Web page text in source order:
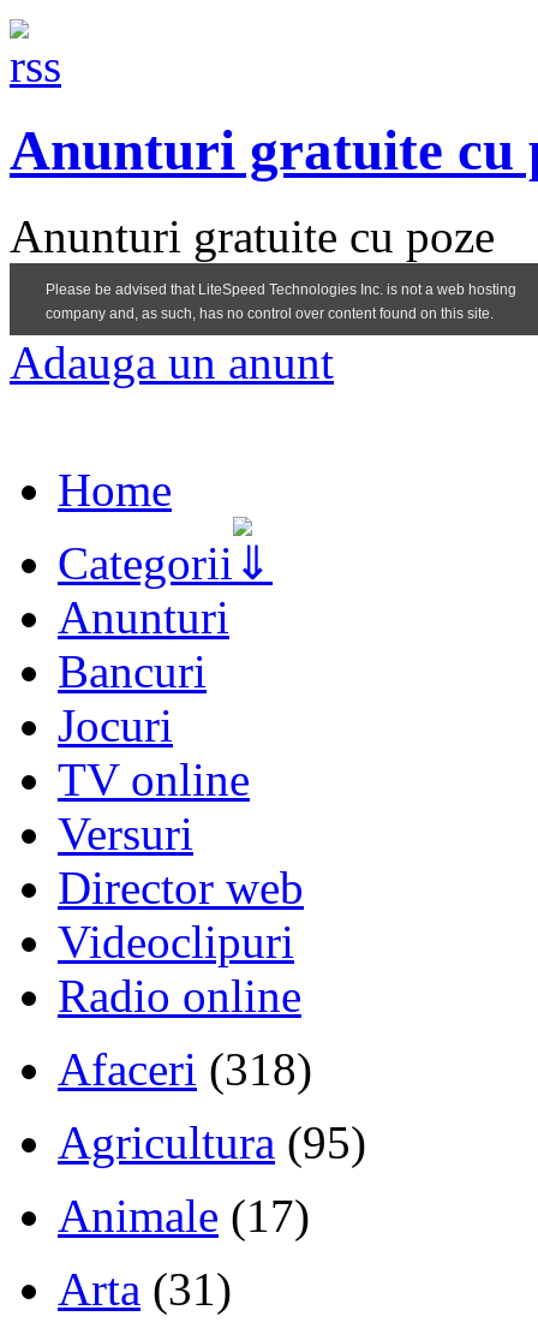
Anunturi gratuite cu
Anunturi gratuite cu poze
Adauga un anunt
Home
Categorii
Anunturi
Bancuri
Jocuri
TV online
Versuri
Director web
Videoclipuri
Radio online
Afaceri (318)
Agricultura (95)
Animale (17)
Arta (31)